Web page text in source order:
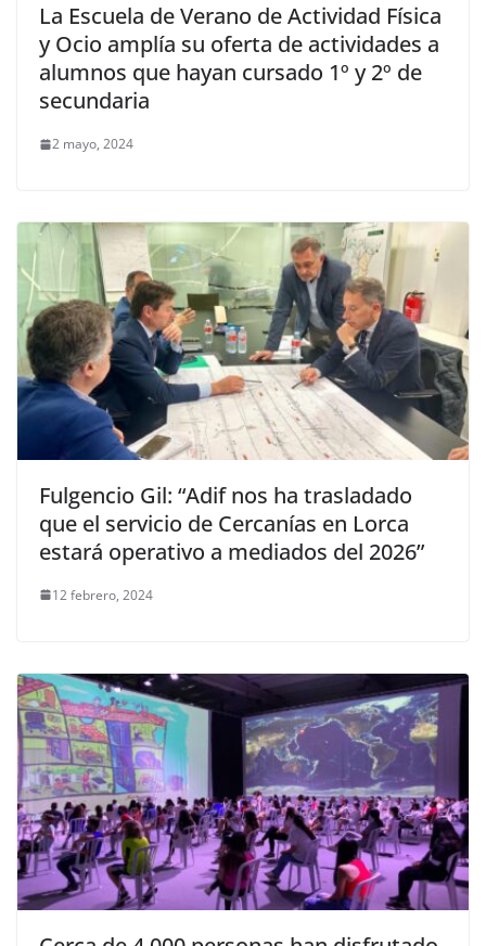
La Escuela de Verano de Actividad Física
y Ocio amplía su oferta de actividades a
alumnos que hayan cursado 1º y 2º de
secundaria
2 mayo, 2024
Fulgencio Gil: “Adif nos ha trasladado
que el servicio de Cercanías en Lorca
estará operativo a mediados del 2026”
12 febrero, 2024